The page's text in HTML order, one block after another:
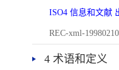
ISO4 信息和文献
REC-xml-
4 术语和定义